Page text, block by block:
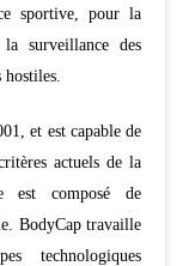
sportive, pour la
surveillance des
et est capable de
actuels de la
est composé de
BodyCap travaille
technologiques